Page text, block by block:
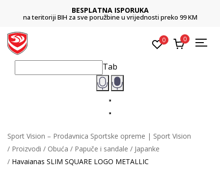
preko 99 KM
CLICK & COLLECT
Platite karticom online i preuzmite u
0 0
Tab
Sport Vision – Prodavnica Sportske opreme | Sport Vision
Proizvodi
Obuća Papuče i sandale
Japanke
Havaianas SLIM SQUARE LOGO METALLIC